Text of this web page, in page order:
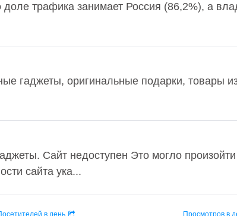
трафика занимает Россия (86,2%), а
гаджеты, оригинальные подарки, товары
Сайт недоступен Это могло
сайта ука...
в день Просмотров в